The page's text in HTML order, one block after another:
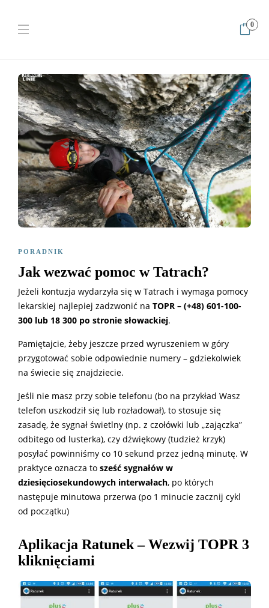
0
PORADNIK
Jak wezwać pomoc w Tatrach?
Jeżeli kontuzja wydarzyła się w Tatrach i wymaga pomocy
lekarskiej najlepiej zadzwonić na TOPR – (+48) 601-100-
300 lub 18 300 po stronie słowackiej.
Pamiętajcie, żeby jeszcze przed wyruszeniem w góry
przygotować sobie odpowiednie numery – gdziekolwiek
na świecie się znajdziecie.
Jeśli nie masz przy sobie telefonu (bo na przykład Wasz
telefon uszkodził się lub rozładował), to stosuje się
zasadę, że sygnał świetlny (np. z czołówki lub „zajączka”
odbitego od lusterka), czy dźwiękowy (tudzież krzyk)
posyłać powinniśmy co 10 sekund przez jedną minutę. W
praktyce oznacza to sześć sygnałów w
dziesięciosekundowych interwałach, po których
następuje minutowa przerwa (po 1 minucie zacznij cykl
od początku)
Aplikacja Ratunek – Wezwij TOPR 3
kliknięciami